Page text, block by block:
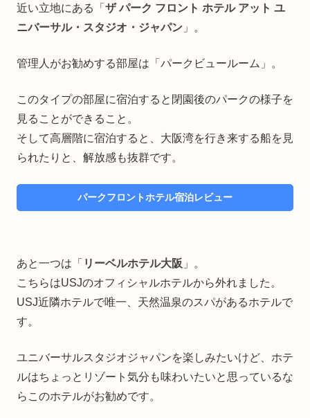
近い立地にある「 ザ パーク フロント ホテル アット ユ
ニバーサル・スタジオ・ジャパン 」。
管理人がお勧めする部屋は「パークビュールーム」。
このタイプの部屋に宿泊すると閉園後のパークの様子を
見ることができること。
そして高層階に宿泊すると、大阪湾を行き来する船を見
られたりと、解放感も抜群です。
パークフロントホテル宿泊レビュー
あと一つは「 リーベルホテル大阪 」。
こちらはUSJのオフィシャルホテルから外れました。
USJ近隣ホテルで唯一、天然温泉のスパがあるホテルで
す。
ユニバーサルスタジオジャパンを楽しみたいけど、ホテ
ルはちょっとリゾート気分も味わいたいと思っているな
らこのホテルがお勧めです。